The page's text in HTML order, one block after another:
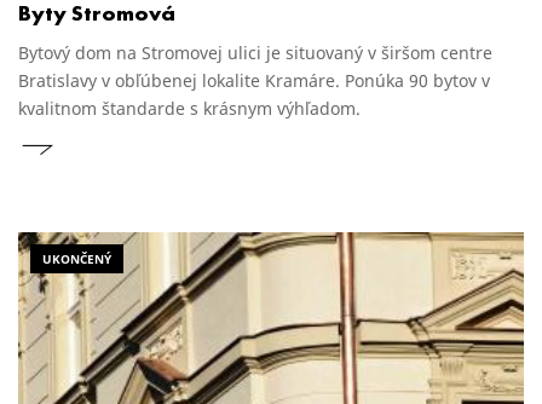
Byty Stromová
Bytový dom na Stromovej ulici je situovaný v širšom centre
Bratislavy v obľúbenej lokalite Kramáre. Ponúka 90 bytov v
kvalitnom štandarde s krásnym výhľadom.
UKONČENÝ